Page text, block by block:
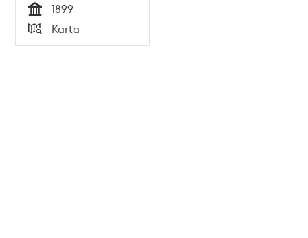
Tid
1899
Typ
Karta